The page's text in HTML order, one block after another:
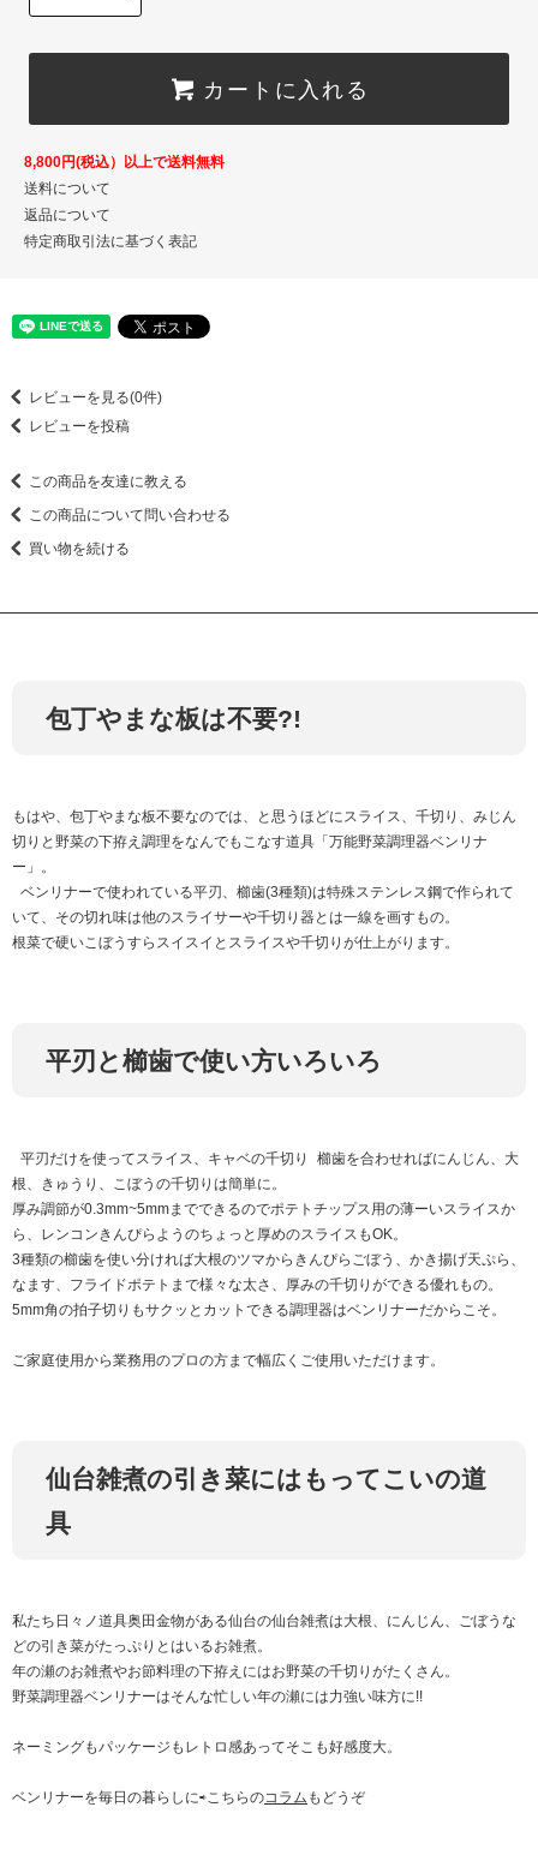
カートに入れる
8,800円(税込）以上で送料無料
送料について
返品について
特定商取引法に基づく表記
レビューを見る(0件)
レビューを投稿
この商品を友達に教える
この商品について問い合わせる
買い物を続ける
包丁やまな板は不要?!
もはや、包丁やまな板不要なのでは、と思うほどにスライス、千切り、みじん
切りと野菜の下拵え調理をなんでもこなす道具「万能野菜調理器ベンリナ
ー」。
ベンリナーで使われている平刃、櫛歯(3種類)は特殊ステンレス鋼で作られて
いて、その切れ味は他のスライサーや千切り器とは一線を画すもの。
根菜で硬いこぼうすらスイスイとスライスや千切りが仕上がります。
平刃と櫛歯で使い方いろいろ
平刃だけを使ってスライス、キャベの千切り 櫛歯を合わせればにんじん、大
根、きゅうり、こぼうの千切りは簡単に。
厚み調節が0.3mm~5mmまでできるのでポテトチップス用の薄ーいスライスか
ら、レンコンきんぴらようのちょっと厚めのスライスもOK。
3種類の櫛歯を使い分ければ大根のツマからきんぴらごぼう、かき揚げ天ぷら、
なます、フライドポテトまで様々な太さ、厚みの千切りができる優れもの。
5mm角の拍子切りもサクッとカットできる調理器はベンリナーだからこそ。
ご家庭使用から業務用のプロの方まで幅広くご使用いただけます。
仙台雑煮の引き菜にはもってこいの道
具
私たち日々ノ道具奥田金物がある仙台の仙台雑煮は大根、にんじん、ごぼうな
どの引き菜がたっぷりとはいるお雑煮。
年の瀬のお雑煮やお節料理の下拵えにはお野菜の千切りがたくさん。
野菜調理器ベンリナーはそんな忙しい年の瀬には力強い味方に!!
ネーミングもパッケージもレトロ感あってそこも好感度大。
ベンリナーを毎日の暮らしに⇨こちらのコラム もどうぞ